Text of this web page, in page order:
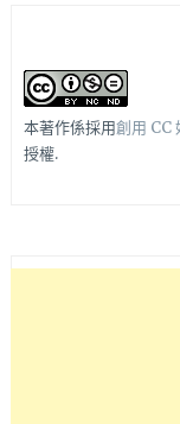
本著作係採用創用 CC
授權.